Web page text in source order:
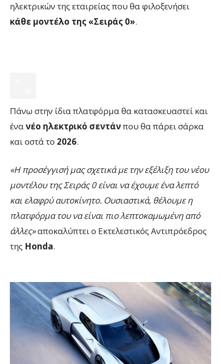
ηλεκτρικών της εταιρείας που θα φιλοξενήσει
κάθε μοντέλο της «Σειράς 0».
Πάνω στην ίδια πλατφόρμα θα κατασκευαστεί και
ένανέο ηλεκτρικό σεντάνπου θα πάρει σάρκα
και οστά το 2026.
«Η προσέγγισή μας σχετικά με την εξέλιξη του νέου
μοντέλου της Σειράς 0 είναι να έχουμε ένα λεπτό
και ελαφρύ αυτοκίνητο. Ουσιαστικά, θέλουμε η
πλατφόρμα του να είναι πιο λεπτοκαμωμένη από
άλλες»αποκαλύπτει ο Εκτελεστικός Αντιπρόεδρος
της Honda.